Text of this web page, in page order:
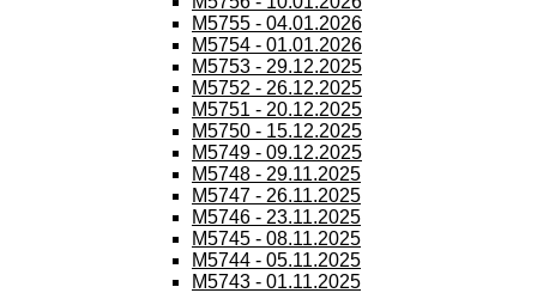
M5755 - 04.01.2026
M5754 - 01.01.2026
M5753 - 29.12.2025
M5752 - 26.12.2025
M5751 - 20.12.2025
M5750 - 15.12.2025
M5749 - 09.12.2025
M5748 - 29.11.2025
M5747 - 26.11.2025
M5746 - 23.11.2025
M5745 - 08.11.2025
M5744 - 05.11.2025
M5743 - 01.11.2025